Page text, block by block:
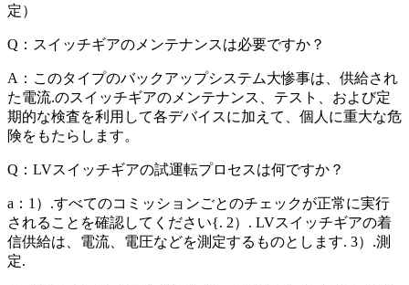
定）
Q：スイッチギアのメンテナンスは必要ですか？
A：このタイプのバックアップシステム大惨事は、供給され
た電流.のスイッチギアのメンテナンス、テスト、および定
期的な検査を利用して各デバイスに加えて、個人に重大な危
険をもたらします。
Q：LVスイッチギアの試運転プロセスは何ですか？
a：1）.すべてのコミッションごとのチェックが正常に実行
されることを確認してください{. 2）. LVスイッチギアの着
信供給は、電流、電圧などを測定するものとします. 3）.測
定.